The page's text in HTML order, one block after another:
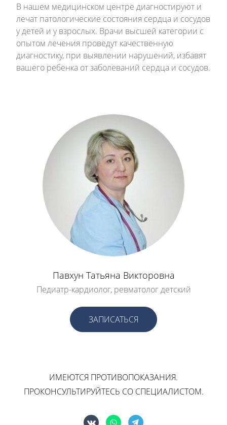
В нашем медицинском центре диагностируют и
лечат патологические состояния сердца и сосудов
у детей и у взрослых. Врачи высшей категории с
опытом лечения проведут качественную
диагностику, при выявлении нарушений, избавят
вашего ребенка от заболеваний сердца и сосудов.
Павхун Татьяна Викторовна
Педиатр-кардиолог, ревматолог детский
ЗАПИСАТЬСЯ
ИМЕЮТСЯ ПРОТИВОПОКАЗАНИЯ.
ПРОКОНСУЛЬТИРУЙТЕСЬ СО СПЕЦИАЛИСТОМ.